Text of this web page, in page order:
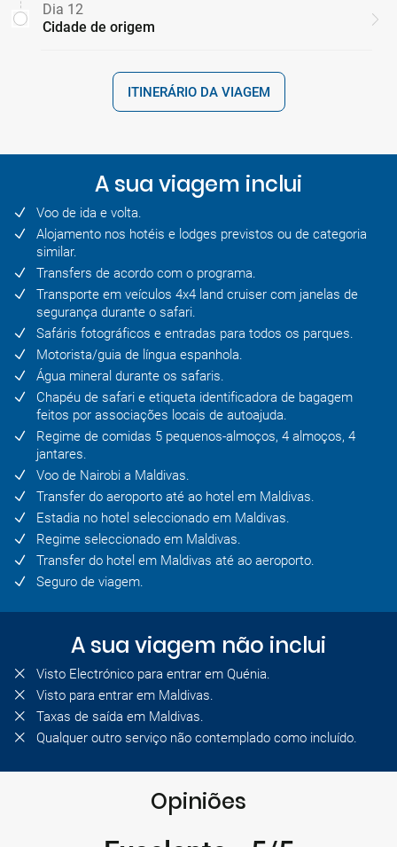
Dia 12
Cidade de origem
ITINERÁRIO DA VIAGEM
A sua viagem inclui
Voo de ida e volta.
Alojamento nos hotéis e lodges previstos ou de categoria
similar.
Transfers de acordo com o programa.
Transporte em veículos 4x4 land cruiser com janelas de
segurança durante o safari.
Safáris fotográficos e entradas para todos os parques.
Motorista/guia de língua espanhola.
Água mineral durante os safaris.
Chapéu de safari e etiqueta identificadora de bagagem
feitos por associações locais de autoajuda.
Regime de comidas 5 pequenos-almoços, 4 almoços, 4
jantares.
Voo de Nairobi a Maldivas.
Transfer do aeroporto até ao hotel em Maldivas.
Estadia no hotel seleccionado em Maldivas.
Regime seleccionado em Maldivas.
Transfer do hotel em Maldivas até ao aeroporto.
Seguro de viagem.
A sua viagem não inclui
Visto Electrónico para entrar em Quénia.
Visto para entrar em Maldivas.
Taxas de saída em Maldivas.
Qualquer outro serviço não contemplado como incluído.
Opiniões